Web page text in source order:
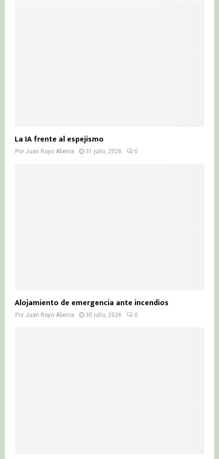
La IA frente al espejismo
Por Juan Royo Abenia 31 julio, 2026 0
Alojamiento de emergencia ante incendios
Por Juan Royo Abenia 30 julio, 2026 0